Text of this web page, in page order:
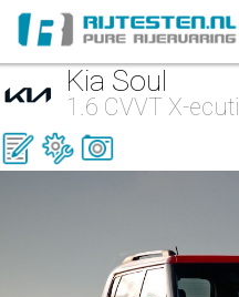
Kia Soul
1.6 CVVT X-